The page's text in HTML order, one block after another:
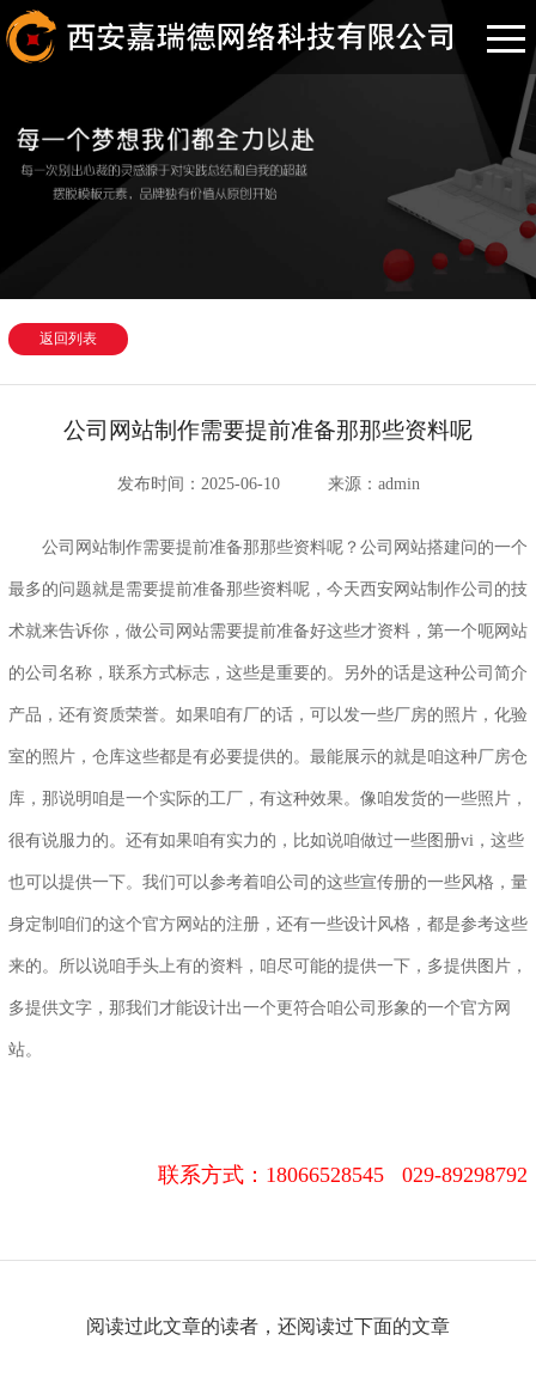
返回列表
公司网站制作需要提前准备那那些资料呢
发布时间：2025-06-10 来源：admin
公司网站制作需要提前准备那那些资料呢？公司网站搭建问的一个
最多的问题就是需要提前准备那些资料呢，今天西安网站制作公司的技
术就来告诉你，做公司网站需要提前准备好这些才资料，第一个呃网站
的公司名称，联系方式标志，这些是重要的。另外的话是这种公司简介
产品，还有资质荣誉。如果咱有厂的话，可以发一些厂房的照片，化验
室的照片，仓库这些都是有必要提供的。最能展示的就是咱这种厂房仓
库，那说明咱是一个实际的工厂，有这种效果。像咱发货的一些照片，
很有说服力的。还有如果咱有实力的，比如说咱做过一些图册vi，这些
也可以提供一下。我们可以参考着咱公司的这些宣传册的一些风格，量
身定制咱们的这个官方网站的注册，还有一些设计风格，都是参考这些
来的。所以说咱手头上有的资料，咱尽可能的提供一下，多提供图片，
多提供文字，那我们才能设计出一个更符合咱公司形象的一个官方网
站。
联系方式： 18066528545 029-89298792
阅读过此文章的读者，还阅读过下面的文章